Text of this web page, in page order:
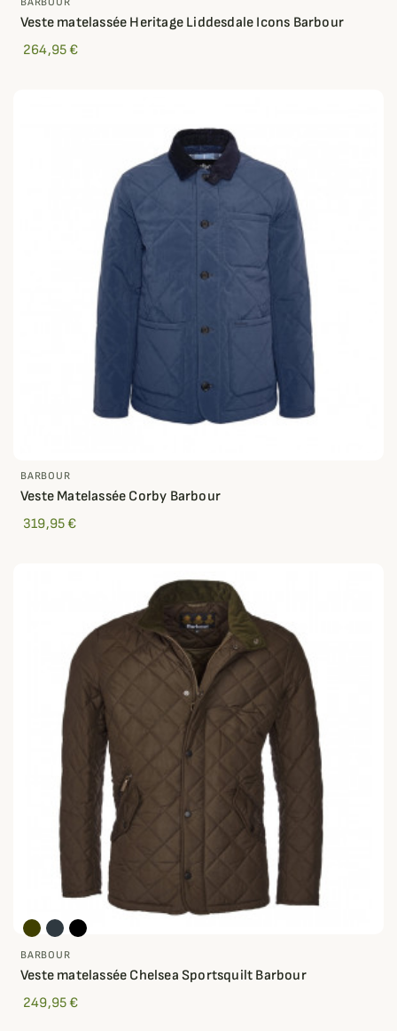
Veste matelassée Heritage Liddesdale Icons Barbour
264,95 €
BARBOUR
Veste Matelassée Corby Barbour
319,95 €
BARBOUR
Veste matelassée Chelsea Sportsquilt Barbour
249,95 €